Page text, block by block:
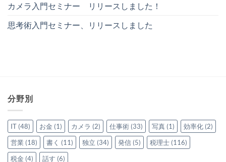
カメラ入門セミナー リリースしました！
思考術入門セミナー、リリースしました
分野別
IT (48) お金 (1) カメラ (2) 仕事術 (33) 写真 (1) 効率化 (2)
営業 (18) 書く (11) 独立 (34) 発信 (5) 税理士 (116)
税金 (4) 話す (6)